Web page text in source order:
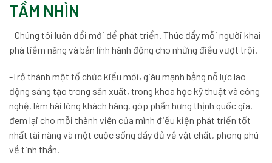
TẦM NHÌN
- Chúng tôi luôn đổi mới để phát triển. Thúc đẩy mỗi người khai
phá tiềm năng và bản lĩnh hành động cho những điều vượt trội.
-Trở thành một tổ chức kiểu mới, giàu mạnh bằng nỗ lực lao
động sáng tạo trong sản xuất, trong khoa học kỹ thuật và công
nghệ, làm hài lòng khách hàng, góp phần hưng thịnh quốc gia,
đem lại cho mỗi thành viên của mình điều kiện phát triển tốt
nhất tài năng và một cuộc sống đầy đủ về vật chất, phong phú
về tinh thần.